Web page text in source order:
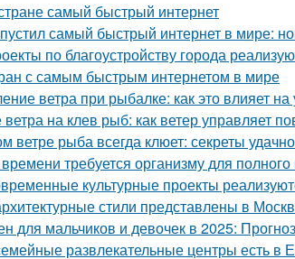
самый быстрый интернет
самый быстрый интернет в мире:
по благоустройству города
с самым быстрым интернетом в мире
ветра при рыбалке: как это влияет на
на клев рыб: как ветер управляет
ветре рыба всегда клюет: секреты
требуется организму для
культурные проекты
стили представлены в
для мальчиков и девочек в 2025:
развлекательные центры есть в